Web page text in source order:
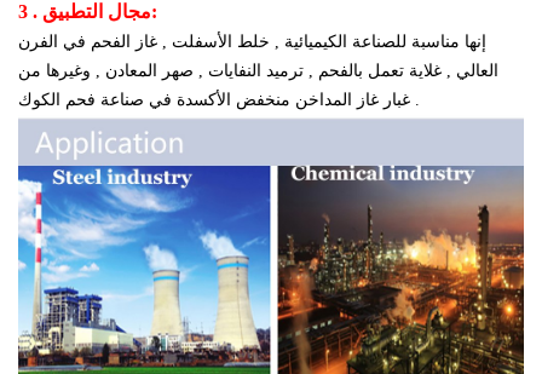
3 . مجال التطبيق:
إنها مناسبة للصناعة الكيميائية , خلط الأسفلت , غاز الفحم في الفرن
العالي , غلاية تعمل بالفحم , ترميد النفايات , صهر المعادن , وغيرها من
غبار غاز المداخن منخفض الأكسدة في صناعة فحم الكوك .